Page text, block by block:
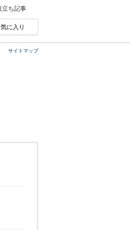
立ち記事
に入り
サイトマップ